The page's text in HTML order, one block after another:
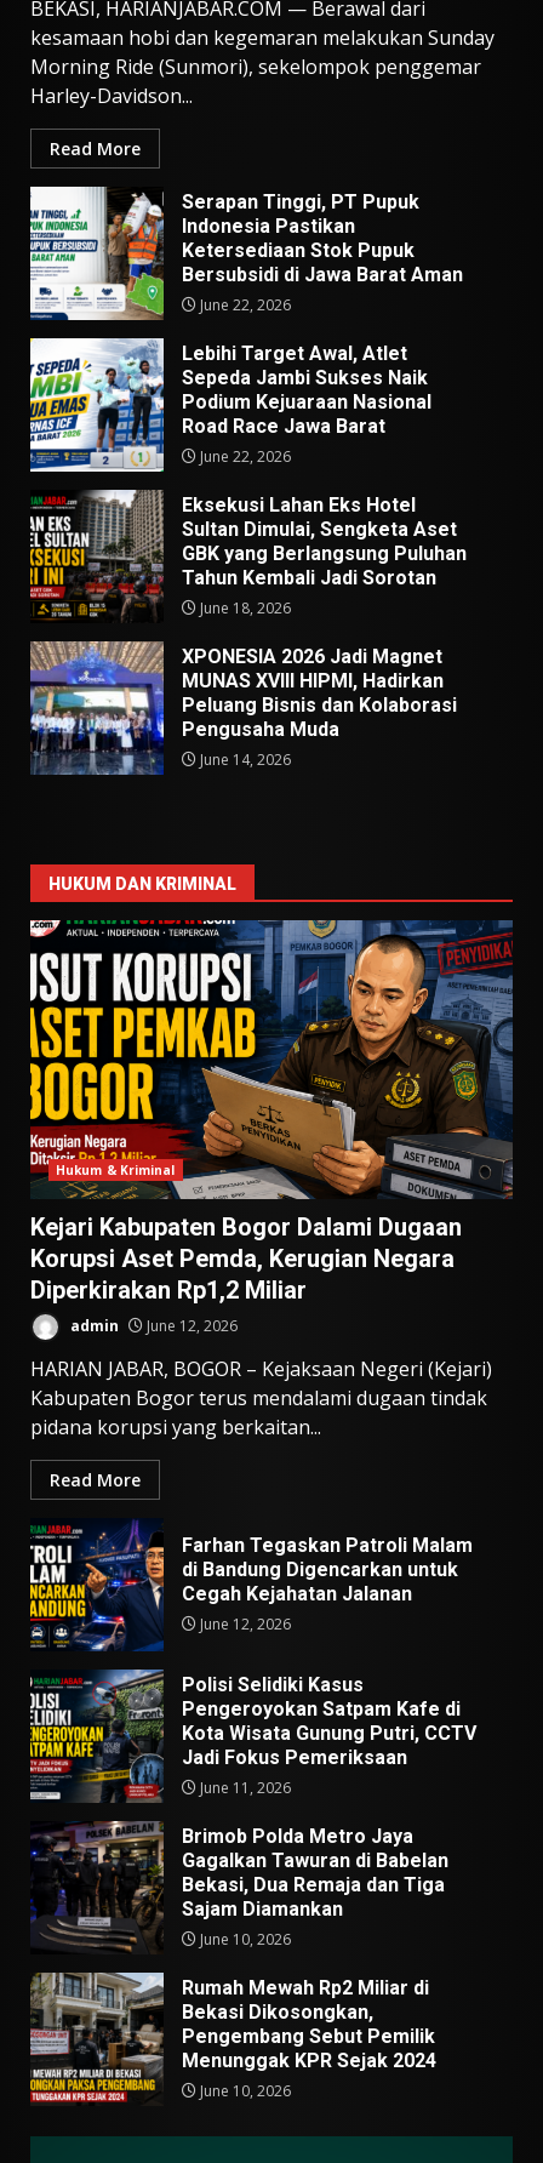
BEKASI, HARIANJABAR.COM — Berawal dari
kesamaan hobi dan kegemaran melakukan Sunday
Morning Ride (Sunmori), sekelompok penggemar
Harley-Davidson...
Read More
Serapan Tinggi, PT Pupuk
Indonesia Pastikan
Ketersediaan Stok Pupuk
Bersubsidi di Jawa Barat Aman
June 22, 2026
Lebihi Target Awal, Atlet
Sepeda Jambi Sukses Naik
Podium Kejuaraan Nasional
Road Race Jawa Barat
June 22, 2026
Eksekusi Lahan Eks Hotel
Sultan Dimulai, Sengketa Aset
GBK yang Berlangsung Puluhan
Tahun Kembali Jadi Sorotan
June 18, 2026
XPONESIA 2026 Jadi Magnet
MUNAS XVIII HIPMI, Hadirkan
Peluang Bisnis dan Kolaborasi
Pengusaha Muda
June 14, 2026
HUKUM DAN KRIMINAL
Hukum & Kriminal
Kejari Kabupaten Bogor Dalami Dugaan
Korupsi Aset Pemda, Kerugian Negara
Diperkirakan Rp1,2 Miliar
admin June 12, 2026
HARIAN JABAR, BOGOR – Kejaksaan Negeri (Kejari)
Kabupaten Bogor terus mendalami dugaan tindak
pidana korupsi yang berkaitan...
Read More
Farhan Tegaskan Patroli Malam
di Bandung Digencarkan untuk
Cegah Kejahatan Jalanan
June 12, 2026
Polisi Selidiki Kasus
Pengeroyokan Satpam Kafe di
Kota Wisata Gunung Putri, CCTV
Jadi Fokus Pemeriksaan
June 11, 2026
Brimob Polda Metro Jaya
Gagalkan Tawuran di Babelan
Bekasi, Dua Remaja dan Tiga
Sajam Diamankan
June 10, 2026
Rumah Mewah Rp2 Miliar di
Bekasi Dikosongkan,
Pengembang Sebut Pemilik
Menunggak KPR Sejak 2024
June 10, 2026